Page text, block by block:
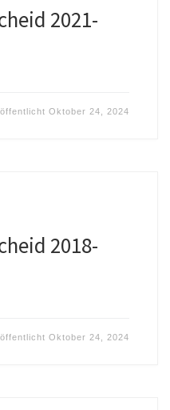
2021-
Oktober 24, 2024
2018-
Oktober 24, 2024